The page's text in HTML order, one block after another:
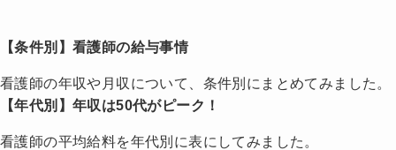
【条件別】看護師の給与事情
看護師の年収や月収について、条件別にまとめてみました。
【年代別】年収は50代がピーク！
看護師の平均給料を年代別に表にしてみました。